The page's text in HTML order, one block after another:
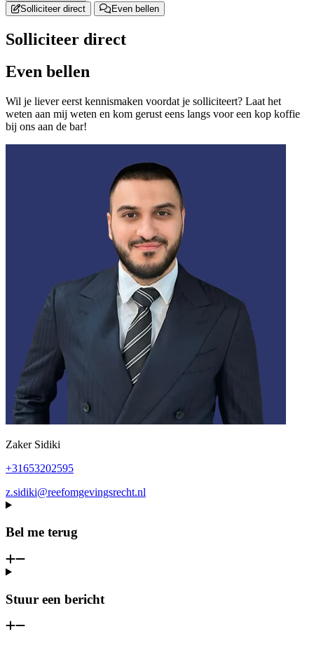
Solliciteer direct Even bellen
Solliciteer direct
Even bellen
Wil je liever eerst kennismaken voordat je solliciteert? Laat het
weten aan mij weten en kom gerust eens langs voor een kop koffie
bij ons aan de bar!
Zaker Sidiki
+31653202595
z.sidiki@reefomgevingsrecht.nl
Bel me terug
Stuur een bericht